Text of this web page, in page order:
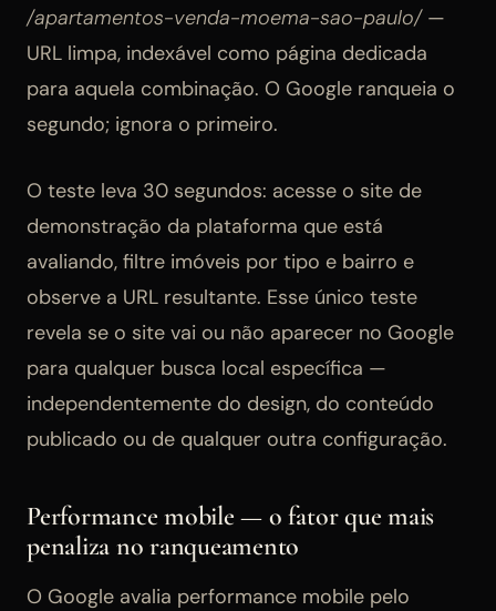
/apartamentos-venda-moema-sao-paulo/—
URL limpa, indexável como página dedicada
para aquela combinação. O Google ranqueia o
segundo; ignora o primeiro.
O teste leva 30 segundos: acesse o site de
demonstração da plataforma que está
avaliando, filtre imóveis por tipo e bairro e
observe a URL resultante. Esse único teste
revela se o site vai ou não aparecer no Google
para qualquer busca local específica —
independentemente do design, do conteúdo
publicado ou de qualquer outra configuração.
Performance mobile — o fator que mais
penaliza no ranqueamento
O Google avalia performance mobile pelo